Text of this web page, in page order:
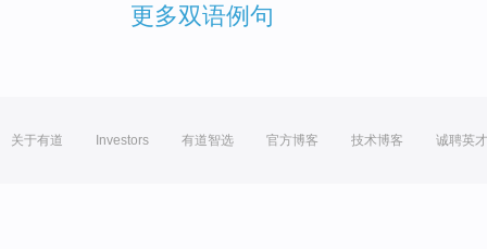
更多双语例句
关于有道 Investors 有道智选 官方博客 技术博客 诚聘英才